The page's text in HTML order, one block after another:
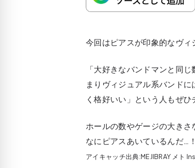
今回はピアスが印象的なヴィ
「大好きなバンドマンと同
まりヴィジュアル系バンド
く格好いい」という人もぜひ
ホールの数やゲージの大き
なにピアスあいているんだ…
アイキャッチ出典:MEJIBRAY メ